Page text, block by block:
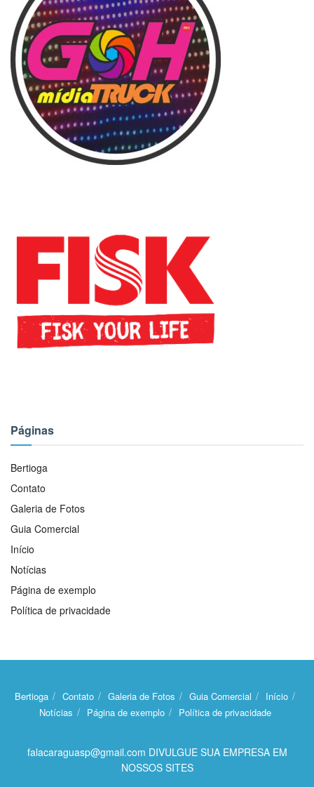
Páginas
Bertioga
Contato
Galeria de Fotos
Guia Comercial
Início
Notícias
Página de exemplo
Política de privacidade
Bertioga Contato Galeria de Fotos Guia Comercial
Início
Notícias
Página de exemplo Política de privacidade
falacaraguasp@gmail.com DIVULGUE SUA EMPRESA EM
NOSSOS SITES